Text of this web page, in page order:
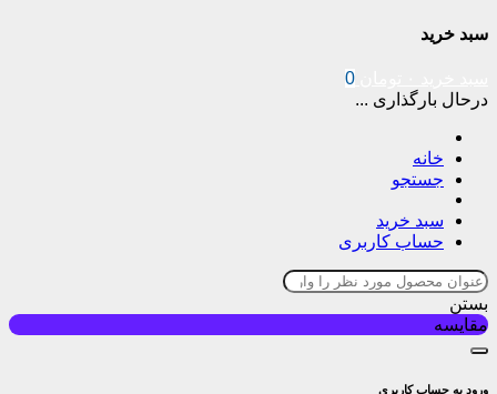
سبد خرید
0
درحال بارگذاری ...
خانه
جستجو
سبد خرید
حساب کاربری
بستن
مقایسه
ورود به حساب کاربری